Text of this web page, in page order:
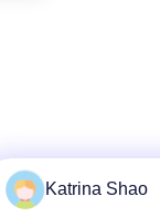
Katrina Shao